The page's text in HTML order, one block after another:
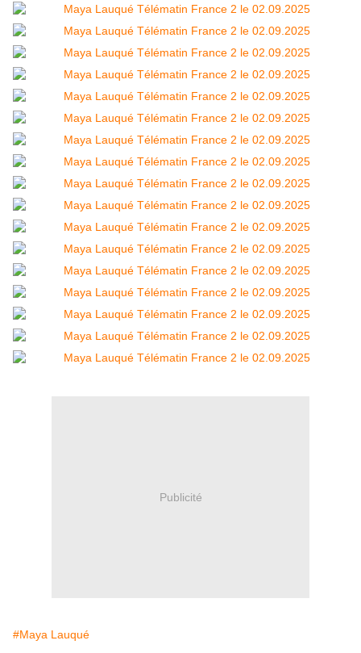
Publicité
#Maya Lauqué